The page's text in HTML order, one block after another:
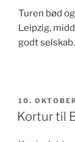
Turen bød
Leipzig,
godt selskab.
UDGIVET
DEN
10.
Kortur til